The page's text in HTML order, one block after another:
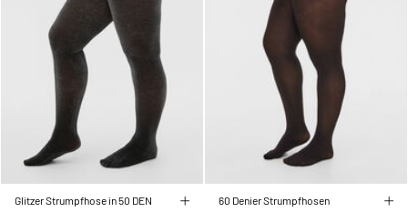
Glitzer Strumpfhose in 50 DEN 60 Denier Strumpfhosen